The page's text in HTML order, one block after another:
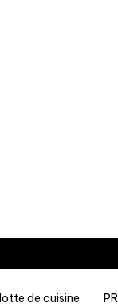
de cuisine